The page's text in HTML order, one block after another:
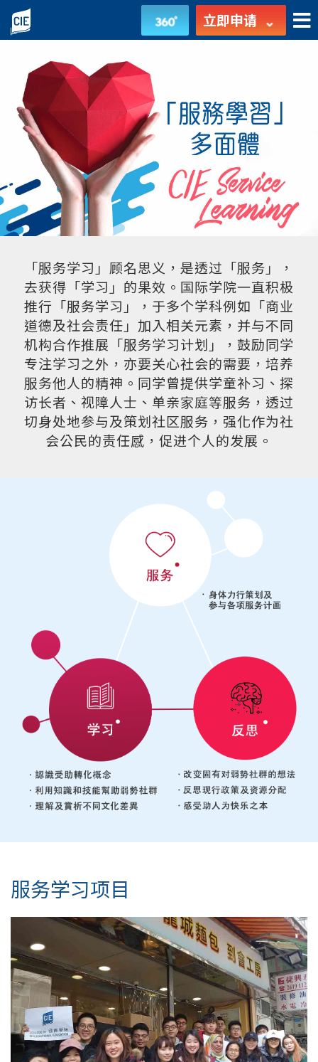
CIE
Service
Learning“服
务
学
多
面
国
际
学
院
立即申请
「服务学习」顾名思义，是透过「服务」，
去获得「学习」的果效。国际学院一直积极
推行「服务学习」，于多个学科例如「商业
道德及社会责任」加入相关元素，并与不同
机构合作推展「服务学习计划」，鼓励同学
专注学习之外，亦要关心社会的需要，培养
服务他人的精神。同学曾提供学童补习、探
访长者、视障人士、单亲家庭等服务，透过
切身处地参与及策划社区服务，强化作为社
会公民的责任感，促进个人的发展。
服务学习项目